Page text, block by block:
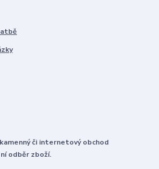
či internetový obchod
odběr zboží.